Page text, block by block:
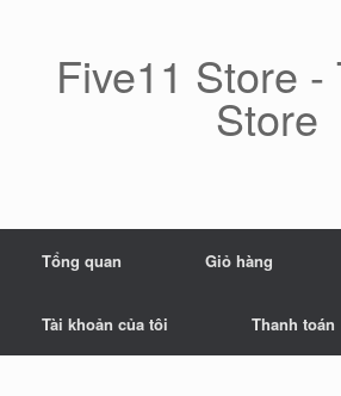
Five11 Store -
Store
Tổng quan Giỏ hàng
Tài khoản của tôi Thanh toán